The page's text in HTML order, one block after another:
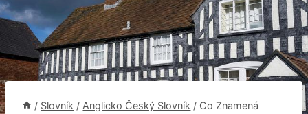
/ Slovník / Anglicko Český Slovník / Co Znamená